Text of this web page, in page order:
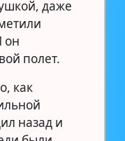
даже
он
полет.
как
назад и